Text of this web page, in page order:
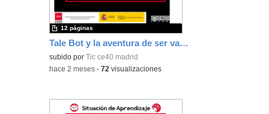
Tale Bot y la aventura de ser valiente
subido por Tic ce40 madrid
12 páginas
-hace 2 meses -72 visualizaciones